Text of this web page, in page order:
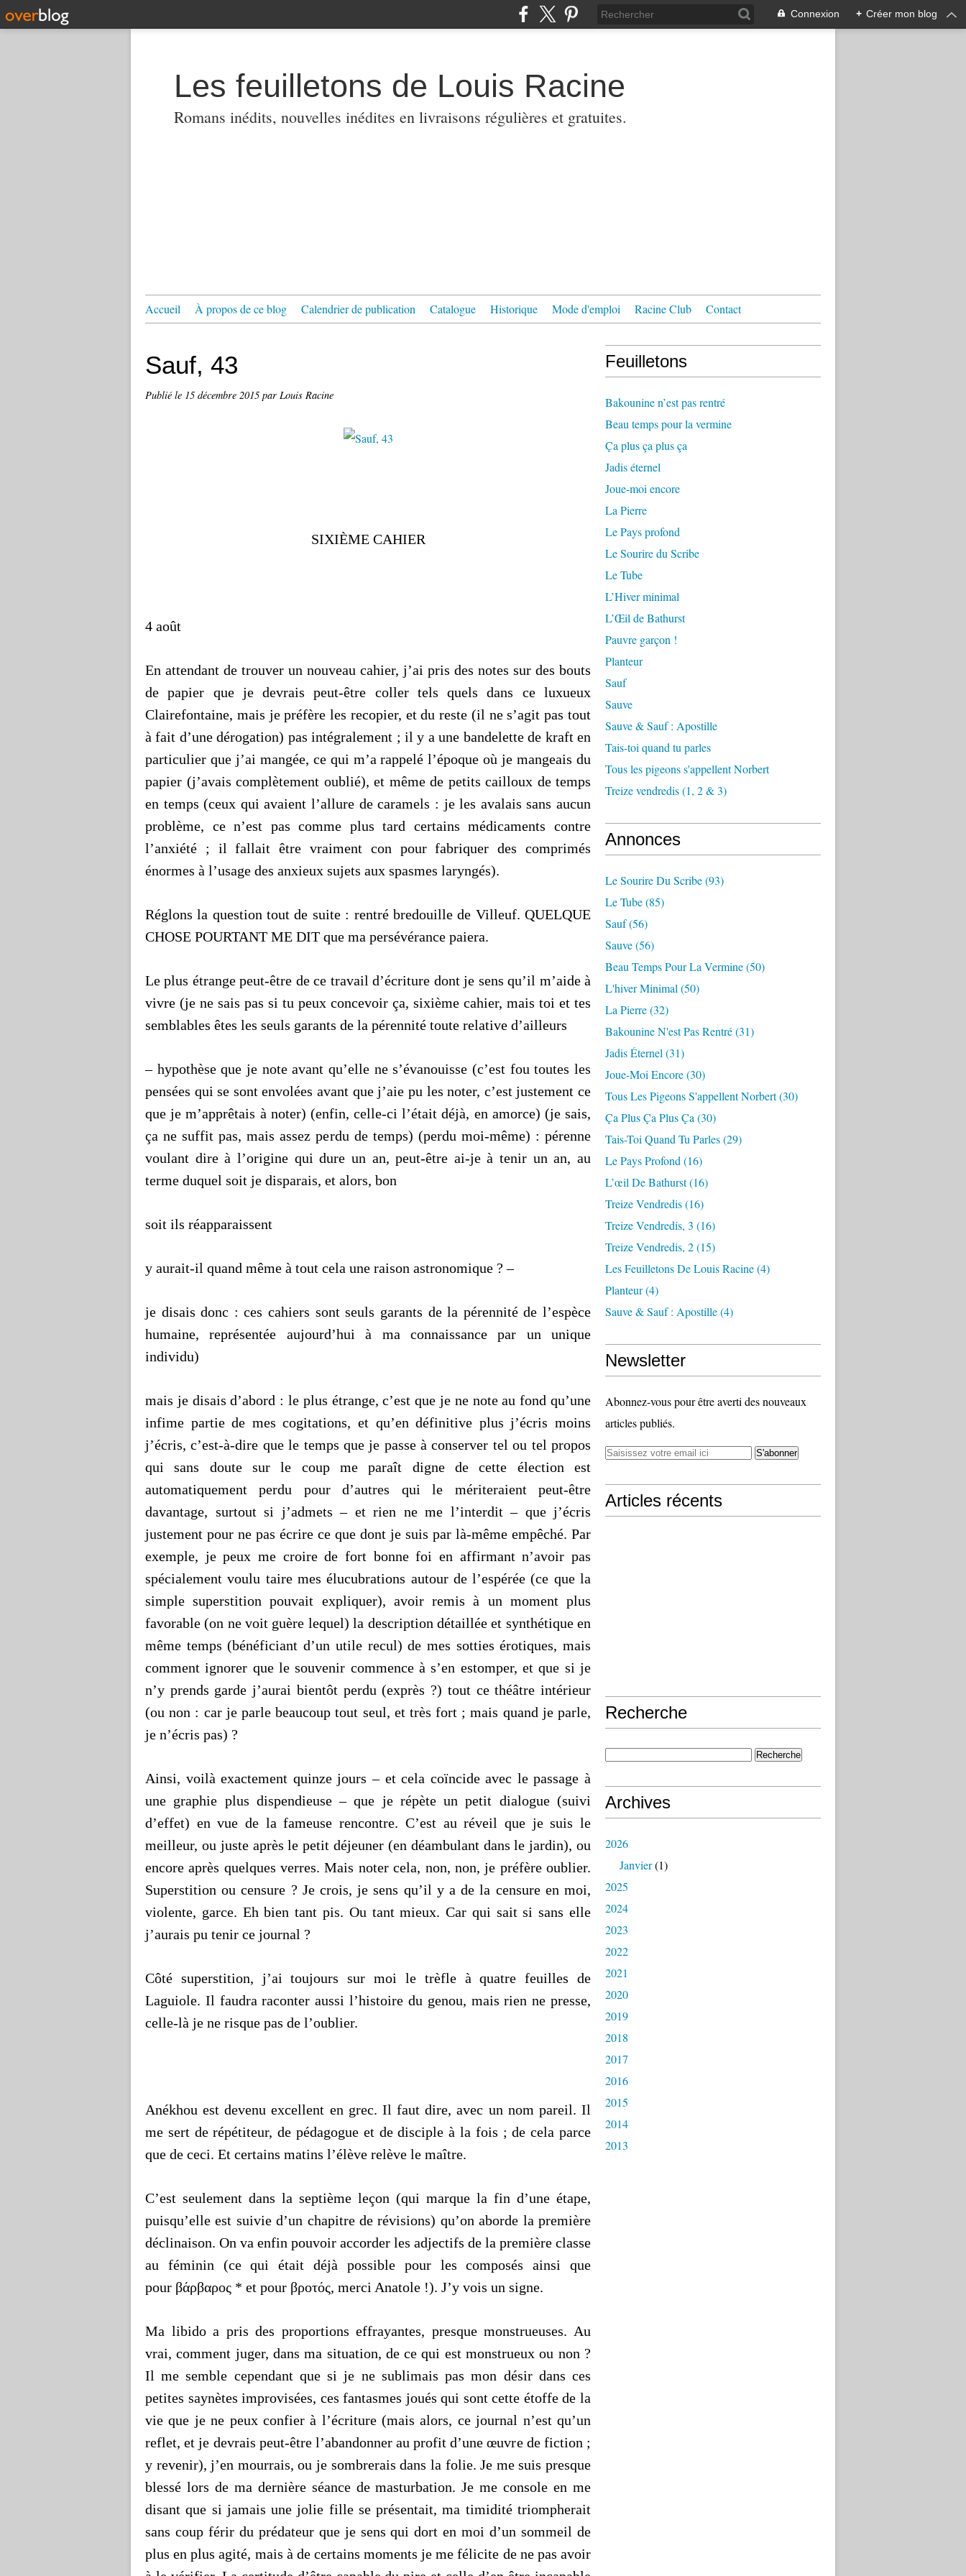
Connexion + Créer mon blog
Les feuilletons de Louis Racine
Romans inédits, nouvelles inédites en livraisons régulières et gratuites.
Accueil À propos de ce blog Calendrier de publication Catalogue Historique Mode d'emploi Racine Club Contact
Sauf, 43
Publié le 15 décembre 2015 par Louis Racine
SIXIÈME CAHIER
4 août
En attendant de trouver un nouveau cahier, j’ai pris des notes sur des bouts
de papier que je devrais peut-être coller tels quels dans ce luxueux
Clairefontaine, mais je préfère les recopier, et du reste (il ne s’agit pas tout
à fait d’une dérogation) pas intégralement ; il y a une bandelette de kraft en
particulier que j’ai mangée, ce qui m’a rappelé l’époque où je mangeais du
papier (j’avais complètement oublié), et même de petits cailloux de temps
en temps (ceux qui avaient l’allure de caramels : je les avalais sans aucun
problème, ce n’est pas comme plus tard certains médicaments contre
l’anxiété ; il fallait être vraiment con pour fabriquer des comprimés
énormes à l’usage des anxieux sujets aux spasmes laryngés).
Réglons la question tout de suite : rentré bredouille de Villeuf. QUELQUE
CHOSE POURTANT ME DIT que ma persévérance paiera.
Le plus étrange peut-être de ce travail d’écriture dont je sens qu’il m’aide à
vivre (je ne sais pas si tu peux concevoir ça, sixième cahier, mais toi et tes
semblables êtes les seuls garants de la pérennité toute relative d’ailleurs
– hypothèse que je noteavant qu’elle ne s’évanouisse (c’est fou toutes les
pensées qui se sont envolées avant que j’aie pu les noter, c’est justement ce
que je m’apprêtais à noter) (enfin, celle-ci l’était déjà, en amorce) (je sais,
ça ne suffit pas, mais assez perdu de temps) (perdu moi-même) : pérenne
voulant dire à l’originequi dure un an, peut-être ai-je à tenir un an, au
terme duquel soit je disparais, et alors, bon
soit ils réapparaissent
y aurait-il quand même à tout cela une raison astronomique ? –
je disais donc : ces cahiers sont seuls garants de la pérennité de l’espèce
humaine, représentée aujourd’hui à ma connaissance par un unique
individu)
mais je disais d’abord : le plus étrange, c’est que je ne note au fond qu’une
infime partie de mes cogitations, et qu’en définitive plus j’écris moins
j’écris, c’est-à-dire que le temps que je passe à conserver tel ou tel propos
qui sans doute sur le coup me paraît digne de cette élection est
automatiquement perdu pour d’autres qui le mériteraient peut-être
davantage, surtout si j’admets – et rien ne me l’interdit – que j’écris
justement pour ne pas écrire ce que dont je suis par là-même empêché. Par
exemple, je peux me croire de fort bonne foi en affirmant n’avoir pas
spécialement voulu taire mes élucubrations autour de l’espérée (ce que la
simple superstition pouvait expliquer), avoir remis à un moment plus
favorable (on ne voit guère lequel) la description détaillée et synthétique en
même temps (bénéficiant d’un utile recul) de mes sotties érotiques, mais
comment ignorer que le souvenir commence à s’en estomper, et que si je
n’y prends garde j’aurai bientôt perdu (exprès ?) tout ce théâtre intérieur
(ou non : car je parle beaucoup tout seul, et très fort ; mais quand je parle,
je n’écris pas) ?
Ainsi, voilà exactement quinze jours – et cela coïncide avec le passage à
une graphie plus dispendieuse – que je répète un petit dialogue (suivi
d’effet) en vue de la fameuse rencontre. C’est au réveil que je suis le
meilleur, ou juste après le petit déjeuner (en déambulant dans le jardin), ou
encore après quelques verres. Mais noter cela, non, non, je préfère oublier.
Superstition ou censure ? Je crois, je sens qu’il y a de la censure en moi,
violente, garce. Eh bien tant pis. Ou tant mieux. Car qui sait si sans elle
j’aurais pu tenir ce journal ?
Côté superstition, j’ai toujours sur moi le trèfle à quatre feuilles de
Laguiole. Il faudra raconter aussi l’histoire du genou, mais rien ne presse,
celle-là je ne risque pas de l’oublier.
Anékhou est devenu excellent en grec. Il faut dire, avec un nom pareil. Il
me sert de répétiteur, de pédagogue et de disciple à la fois ; de cela parce
que de ceci. Et certains matins l’élève relève le maître.
C’est seulement dans la septième leçon (qui marque la fin d’une étape,
puisqu’elle est suivie d’un chapitre de révisions) qu’on aborde la première
déclinaison. On va enfin pouvoir accorder les adjectifs de la première classe
au féminin (ce qui était déjà possible pour les composés ainsi que
pour βάρβαρος * et pour βροτός, merci Anatole !). J’y vois un signe.
Ma libido a pris des proportions effrayantes, presque monstrueuses. Au
vrai, comment juger, dans ma situation, de ce qui est monstrueux ou non ?
Il me semble cependant que si je ne sublimais pas mon désir dans ces
petites saynètes improvisées, ces fantasmes joués qui sont cette étoffe de la
vie que je ne peux confier à l’écriture (mais alors, ce journal n’est qu’un
reflet, et je devrais peut-être l’abandonner au profit d’une œuvre de fiction ;
y revenir), j’en mourrais, ou je sombrerais dans la folie. Je me suis presque
blessé lors de ma dernière séance de masturbation. Je me console en me
disant que si jamais une jolie fille se présentait, ma timidité triompherait
sans coup férir du prédateur que je sens qui dort en moi d’un sommeil de
plus en plus agité, mais à de certains moments je me félicite de ne pas avoir
Feuilletons
Bakounine n’est pas rentré
Beau temps pour la vermine
Ça plus ça plus ça
Jadis éternel
Joue-moi encore
La Pierre
Le Pays profond
Le Sourire du Scribe
Le Tube
L’Hiver minimal
L’Œil de Bathurst
Pauvre garçon !
Planteur
Sauf
Sauve
Sauve & Sauf : Apostille
Tais-toi quand tu parles
Tous les pigeons s'appellent Norbert
Treize vendredis (1, 2 & 3)
Annonces
Le Sourire Du Scribe(93)
Le Tube(85)
Sauf(56)
Sauve(56)
Beau Temps Pour La Vermine(50)
L'hiver Minimal (50)
La Pierre(32)
Bakounine N'est Pas Rentré(31)
Jadis Éternel (31)
Joue-Moi Encore(30)
Tous Les Pigeons S'appellent Norbert(30)
Ça Plus Ça Plus Ça (30)
Tais-Toi Quand Tu Parles(29)
Le Pays Profond (16)
L’œil De Bathurst(16)
Treize Vendredis(16)
Treize Vendredis, 3 (16)
Treize Vendredis, 2(15)
Les Feuilletons De Louis Racine(4)
Planteur(4)
Sauve & Sauf : Apostille(4)
Newsletter
Abonnez-vous pour être averti des nouveaux
articles publiés.
Articles récents
Recherche
Archives
2026
Janvier(1)
2025
2024
2023
2022
2021
2020
2019
2018
2017
2016
2015
2014
2013